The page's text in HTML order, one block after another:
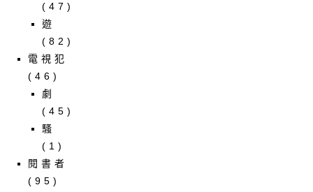
(47)
遊
(82)
電視犯
(46)
劇
(45)
騷
(1)
閱書者
(95)